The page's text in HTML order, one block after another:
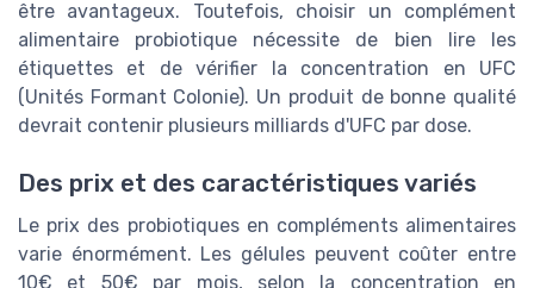
être avantageux. Toutefois, choisir un complément
alimentaire probiotique nécessite de bien lire les
étiquettes et de vérifier la concentration en UFC
(Unités Formant Colonie). Un produit de bonne qualité
devrait contenir plusieurs milliards d'UFC par dose.
Des prix et des caractéristiques variés
Le prix des probiotiques en compléments alimentaires
varie énormément. Les gélules peuvent coûter entre
10€ et 50€ par mois, selon la concentration en